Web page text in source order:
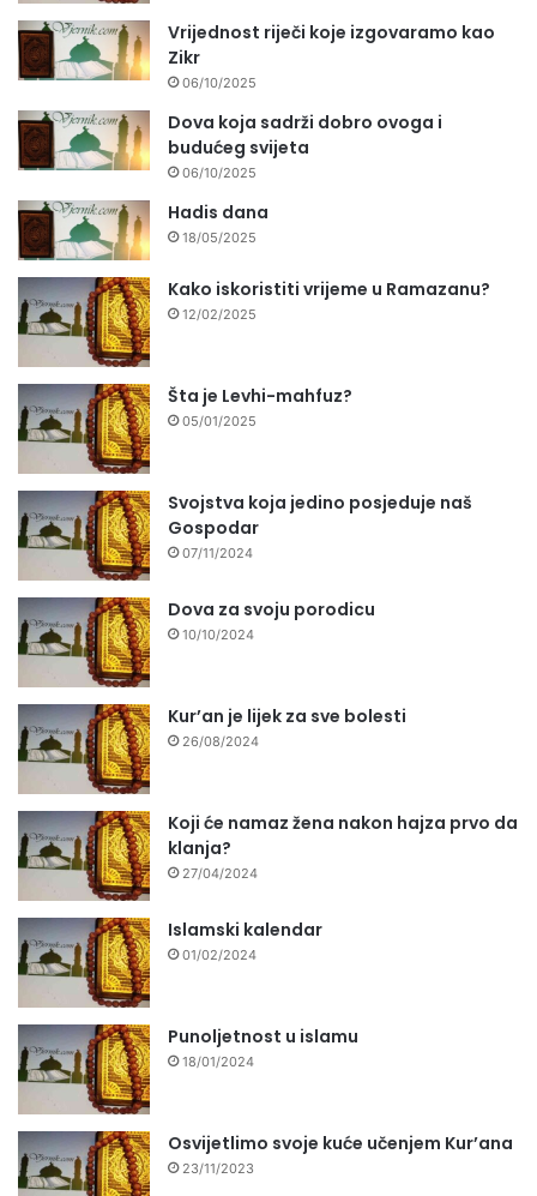
Vrijednost riječi koje izgovaramo kao
Zikr
06/10/2025
Dova koja sadrži dobro ovoga i
budućeg svijeta
06/10/2025
Hadis dana
18/05/2025
Kako iskoristiti vrijeme u Ramazanu?
12/02/2025
Šta je Levhi-mahfuz?
05/01/2025
Svojstva koja jedino posjeduje naš
Gospodar
07/11/2024
Dova za svoju porodicu
10/10/2024
Kur’an je lijek za sve bolesti
26/08/2024
Koji će namaz žena nakon hajza prvo da
klanja?
27/04/2024
Islamski kalendar
01/02/2024
Punoljetnost u islamu
18/01/2024
Osvijetlimo svoje kuće učenjem Kur’ana
23/11/2023